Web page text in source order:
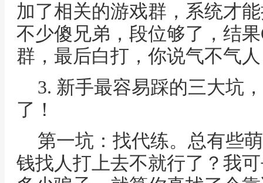
加了相关的游戏群，系统才
不少傻兄弟，段位够了，结
群，最后白打，你说气不气
3. 新手最容易踩的三大坑
了！
第一坑：找代练。总有些
钱找人打上去不就行了？我